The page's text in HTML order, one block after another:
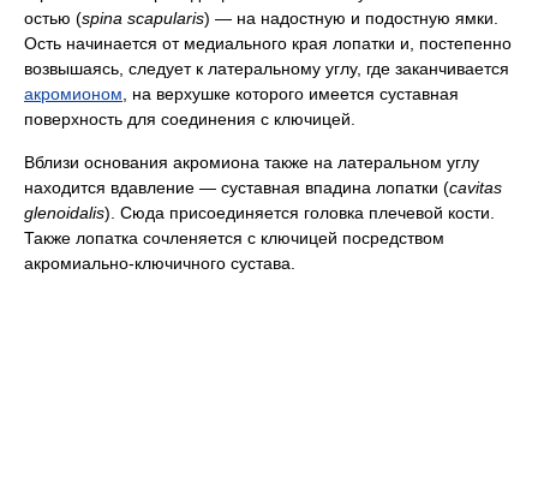
остью (spina scapularis) — на надостную и подостную ямки.
Ость начинается от медиального края лопатки и, постепенно
возвышаясь, следует к латеральному углу, где заканчивается
акромионом , на верхушке которого имеется суставная
поверхность для соединения с ключицей.
Вблизи основания акромиона также на латеральном углу
находится вдавление — суставная впадина лопатки (cavitas
glenoidalis). Сюда присоединяется головка плечевой кости.
Также лопатка сочленяется с ключицей посредством
акромиально-ключичного сустава.